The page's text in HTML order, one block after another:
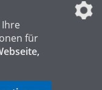
IMPRESSUM
für